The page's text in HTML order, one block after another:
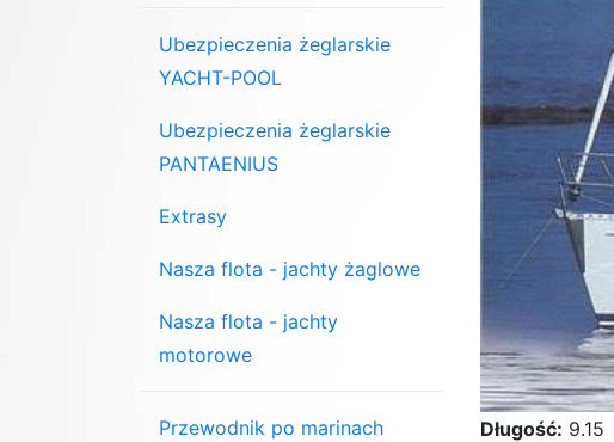
Długość: 9.15
Ubezpieczenia żeglarskie
YACHT-POOL
Ubezpieczenia żeglarskie
PANTAENIUS
Extrasy
Nasza flota - jachty żaglowe
Nasza flota - jachty
motorowe
Przewodnik po marinach